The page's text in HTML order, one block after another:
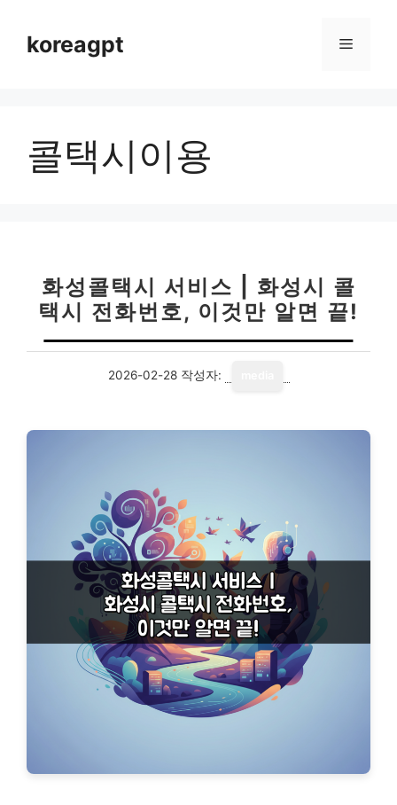
koreagpt 메
콜택시이용
화성콜택시 서비스 | 화성시 콜
택시 전화번호, 이것만 알면 끝!
2026-02-28 작성자: